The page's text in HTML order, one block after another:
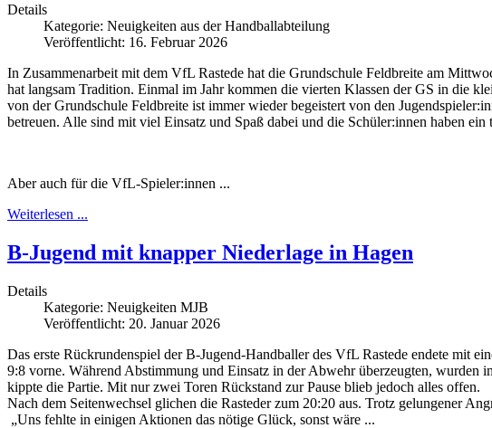
Details
Kategorie: Neuigkeiten aus der Handballabteilung
Veröffentlicht: 16. Februar 2026
In Zusammenarbeit mit dem VfL Rastede hat die Grundschule Feldbreite am
hat langsam Tradition. Einmal im Jahr kommen die vierten Klassen der GS in die
von der Grundschule Feldbreite ist immer wieder begeistert von den
betreuen. Alle sind mit viel Einsatz und Spaß dabei und die Schüler:innen haben ein
Aber auch für die VfL-Spieler:innen ...
Weiterlesen ...
B-Jugend mit knapper Niederlage in Hagen
Details
Kategorie: Neuigkeiten MJB
Veröffentlicht: 20. Januar 2026
Das erste Rückrundenspiel der B-Jugend-Handballer des VfL Rastede endete mit
9:8 vorne. Während Abstimmung und Einsatz in der Abwehr überzeugten, wurden
kippte die Partie. Mit nur zwei Toren Rückstand zur Pause blieb jedoch alles offen.
Nach dem Seitenwechsel glichen die Rasteder zum 20:20 aus. Trotz gelungener
„Uns fehlte in einigen Aktionen das nötige Glück, sonst wäre ...